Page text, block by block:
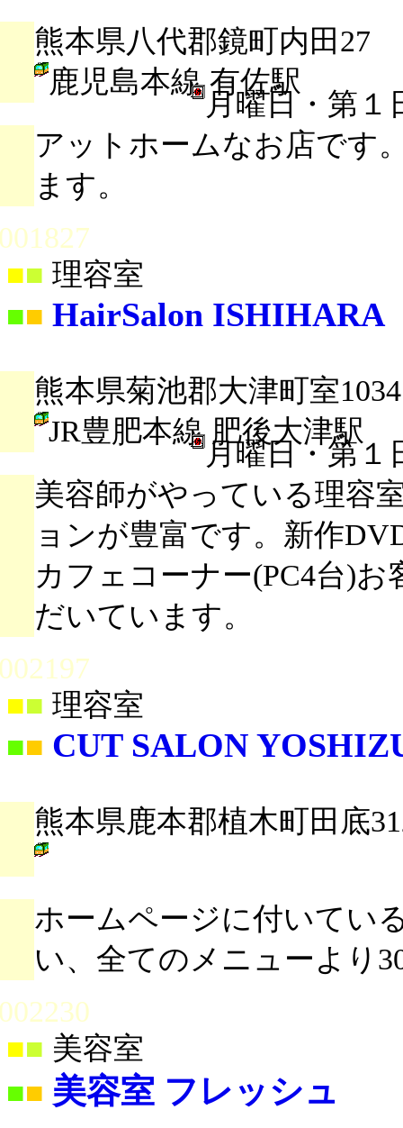
熊本県八代郡鏡町内田27
鹿児島本線 有佐駅
月曜日・第１
アットホームなお店です
ます。
■ 理容室
■■ HairSalon ISHIHARA
熊本県菊池郡大津町室1034
JR豊肥本線 肥後大津駅
月曜日・第１
美容師がやっている理容
ョンが豊富です。新作
カフェコーナー(PC4台)
だいています。
■ 理容室
■■ CUT SALON
熊本県鹿本郡植木町田底
ホームページに付いてい
い、全てのメニューより
■ 美容室
■■ 美容室 フレッシュ